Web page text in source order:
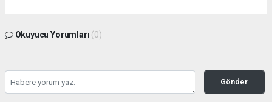
Okuyucu Yorumları (0)
Gönder